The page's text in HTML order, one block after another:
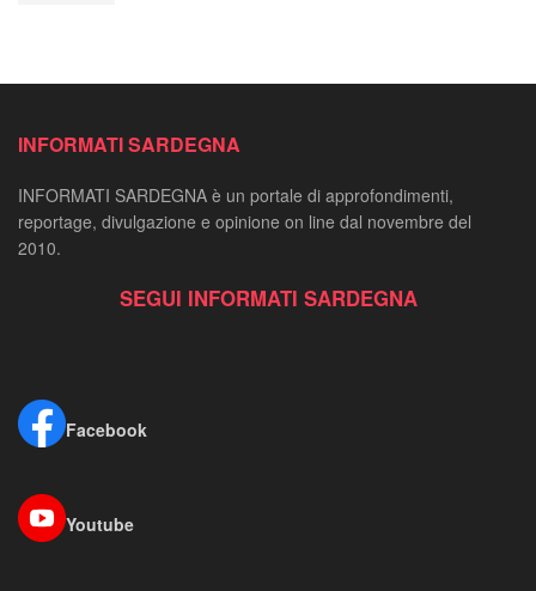
INFORMATI SARDEGNA
INFORMATI SARDEGNA è un portale di approfondimenti,
reportage, divulgazione e opinione on line dal novembre del
2010.
SEGUI INFORMATI SARDEGNA
Facebook
Youtube